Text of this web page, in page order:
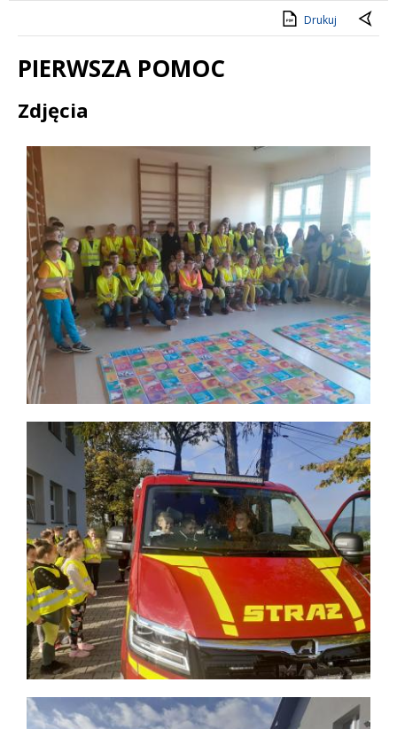
Drukuj
PIERWSZA POMOC
Treść
Zdjęcia